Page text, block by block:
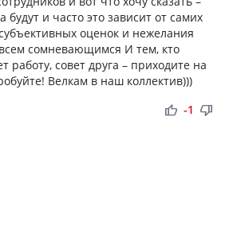
будут и часто это зависит от самих
оценок и нежелания
сомневающимся И тем, кто
работу, совет друга – приходите на
Велкам в наш коллектив)))
thumb_up thumb_down
-1